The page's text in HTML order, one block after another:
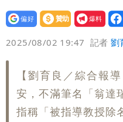
設為
贊助
我要
爆料
2025/08/02 19:47 記者劉
【劉育良／綜合報
安，不滿筆名「翁達
指稱「被指導教授除